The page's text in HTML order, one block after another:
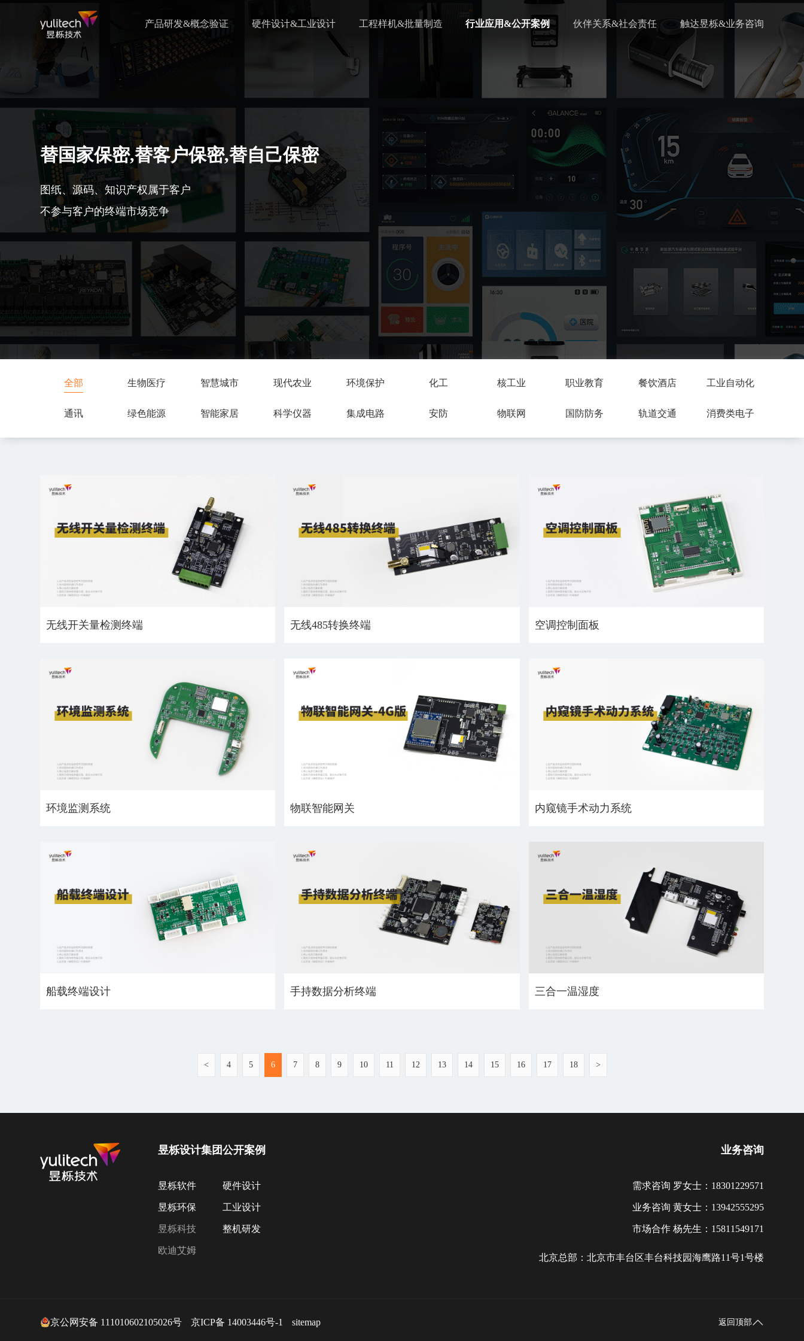
产品研发&概念验证 硬件设计&工业设计 工程样机&批量制造 行业应用&公开案例 伙伴关系&社会责任 触达昱栎&业务咨询
替国家保密,替客户保密,替自己保密
图纸、源码、知识产权属于客户
不参与客户的终端市场竞争
全部 生物医疗 智慧城市 现代农业 环境保护 化工 核工业 职业教育 餐饮酒店 工业自动化
通讯 绿色能源 智能家居 科学仪器 集成电路 安防 物联网 国防防务 轨道交通 消费类电子
无线开关量检测终端 无线485转换终端 空调控制面板
环境监测系统 物联智能网关 内窥镜手术动力系统
船载终端设计 手持数据分析终端 三合一温湿度
< 4 5 6 7 8 9 10 11 12 13 14 15 16 17 18 >
昱栎设计集团
昱栎软件
昱栎环保
昱栎科技
欧迪艾姆
公开案例
硬件设计
工业设计
整机研发
业务咨询
需求咨询 罗女士：18301229571
业务咨询 黄女士：13942555295
市场合作 杨先生：15811549171
北京总部：北京市丰台区丰台科技园海鹰路11号1号楼
京公网安备 111010602105026号 京ICP备 14003446号-1 sitemap 返回顶部